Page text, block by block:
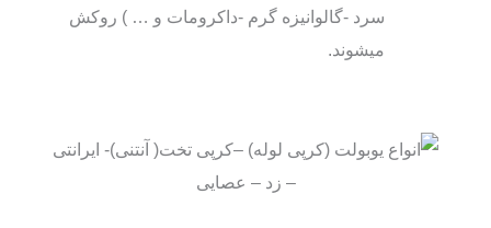
سرد -گالوانیزه گرم -داکرومات و … ) روکش
میشوند.